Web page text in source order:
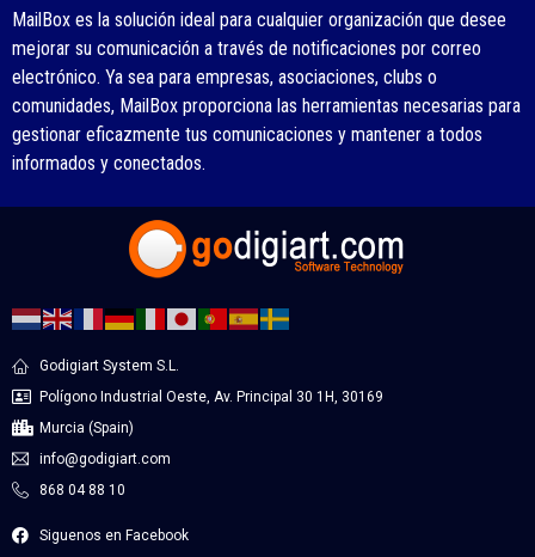
MailBox es la solución ideal para cualquier organización que desee
mejorar su comunicación a través de notificaciones por correo
electrónico. Ya sea para empresas, asociaciones, clubs o
comunidades, MailBox proporciona las herramientas necesarias para
gestionar eficazmente tus comunicaciones y mantener a todos
informados y conectados.
Godigiart System S.L.
Polígono Industrial Oeste, Av. Principal 30 1H, 30169
Murcia (Spain)
info@godigiart.com
868 04 88 10
Siguenos en Facebook